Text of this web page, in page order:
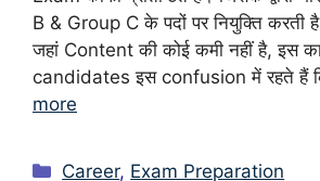
B & Group C के पदों पर नियुक्ति करती
जहां Content की कोई कमी नहीं है, इस
candidates इस confusion में रहते हैं
more
Categories
Career, Exam Preparation